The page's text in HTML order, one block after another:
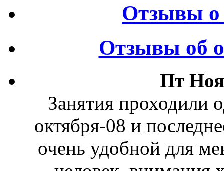
Отзывы о
Отзывы об
Пт
Занятия проходили
октября-08 и
очень удобной для